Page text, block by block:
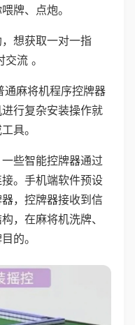
牌、点炮。
想获取一对一指
流 。
通麻将机程序控牌器
行复杂安装操作就
具。
些智能控牌器通过
。手机端软件预设
，控牌器接收到信
，在麻将机洗牌、
的。